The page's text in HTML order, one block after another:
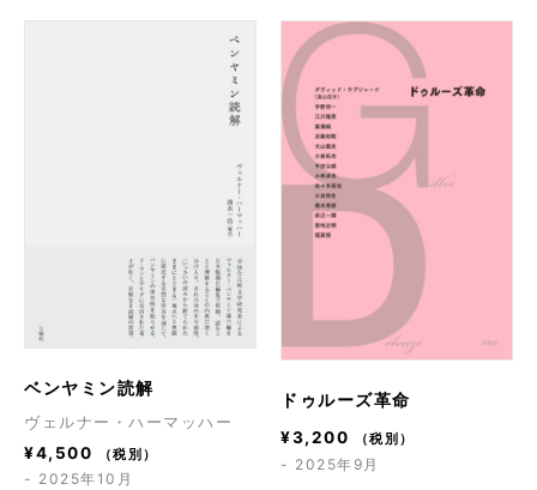
ベンヤミン読解
ヴェルナー・ハーマッハー
¥4,500 （税別）
- 2025年10月
ドゥルーズ革命
¥3,200 （税別）
- 2025年9月